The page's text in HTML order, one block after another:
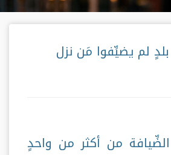
لم يضيِّفوا مَن نزل
من أكثر من واحدٍ